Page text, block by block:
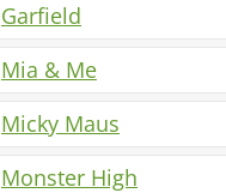
Garfield
Mia & Me
Micky Maus
Monster High